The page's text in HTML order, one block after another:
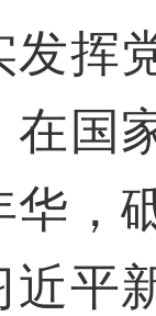
发挥
在国
华，
近平